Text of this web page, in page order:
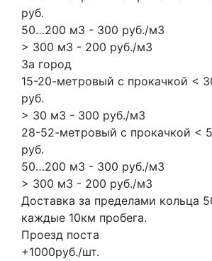
руб.
50…200 м3 - 300 руб./м3
> 300 м3 - 200 руб./м3
За город
15-20-метровый с прокачкой <
руб.
> 30 м3 - 300 руб./м3
28-52-метровый с прокачкой <
руб.
50…200 м3 - 300 руб./м3
> 300 м3 - 200 руб./м3
Доставка за пределами кольца
каждые 10км пробега.
Проезд поста
+1000руб./шт.